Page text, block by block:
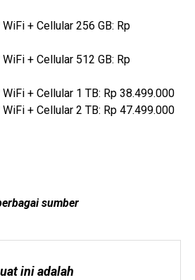
+ Cellular 256 GB: Rp
+ Cellular 512 GB: Rp
+ Cellular 1 TB: Rp 38.499.000
+ Cellular 2 TB: Rp 47.499.000
sumber
ini adalah